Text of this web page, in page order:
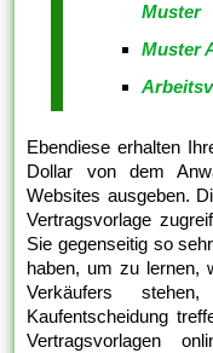
Muster
Muster
Ebendiese erhalten
Dollar von dem
Websites ausgeben.
Vertragsvorlage
Sie gegenseitig so
haben, um zu lernen,
Verkäufers
Kaufentscheidung
Vertragsvorlagen